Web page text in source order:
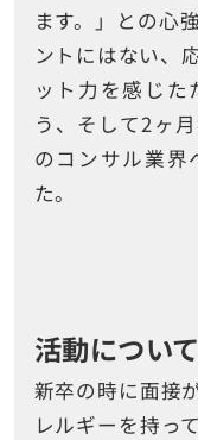
ます。」との心
ントにはない、
ット力を感じた
う、そして2ヶ
のコンサル業界
た。
活動について
新卒の時に面接
レルギーを持っ